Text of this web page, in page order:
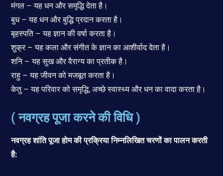
मंगल – यह धन और समृद्धि देता है।
बुध – यह धन और बुद्धि प्रदान करता है।
बृहस्पति – यह ज्ञान की वर्षा करता है।
शुक्र – यह कला और संगीत के ज्ञान का आशीर्वाद देता है।
शनि – यह सुख और वैराग्य का प्रतीक है।
राहु – यह जीवन को मजबूत करता है।
केतु – यह परिवार को समृद्धि, अच्छे स्वास्थ्य और धन का वादा करता है।
( नवग्रह पूजा करने की विधि )
नवग्रह शांति पूजा होम की प्रक्रिया निम्नलिखित चरणों का पालन करती
है: